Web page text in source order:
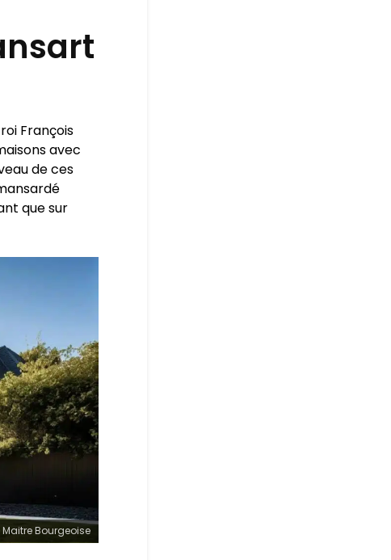
François
avec
de ces
que sur
Bourgeoise